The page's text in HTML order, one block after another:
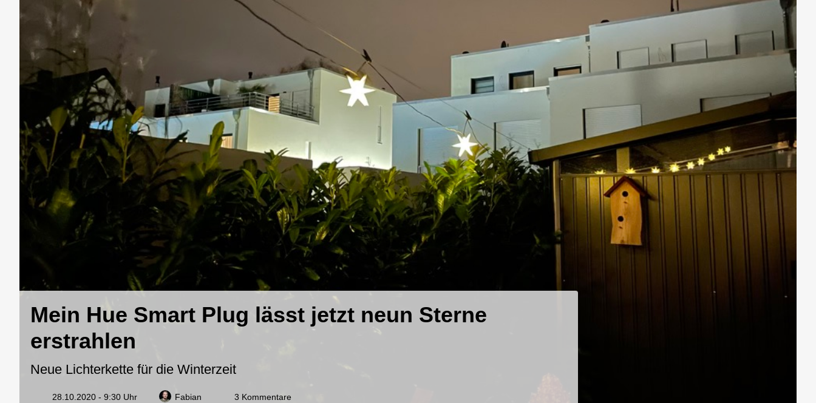
Mein Hue Smart Plug lässt jetzt neun Sterne
erstrahlen
Neue Lichterkette für die Winterzeit
28.10.2020 - 9:30 Uhr Fabian 3 Kommentarezu